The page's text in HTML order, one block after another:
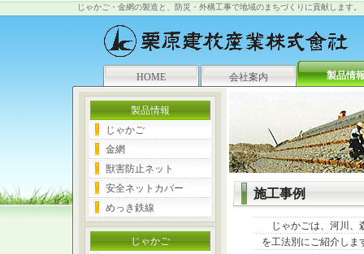
じゃかご・金網の製造と、防災・外構工事で地域のまちづくりに貢献します。
HOME 会社案内 製品情
施工事例
じゃかごは、河川、
を工法別にご紹介しま
製品情報
じゃかご
金網
獣害防止ネット
安全ネットカバー
めっき鉄線
じゃかご